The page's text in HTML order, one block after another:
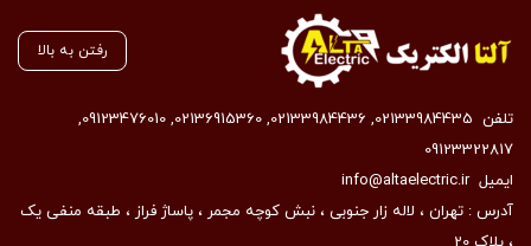
رفتن به بالا
تلفن 02133984435
,
02133984436
,
02136915360
,
09123476010
,
09123322817
ایمیلinfo@altaelectric.ir
آدرس : تهران ، لاله زار جنوبی ، نبش کوچه مجمر ، پاساژ فراز ، طبقه منفی یک